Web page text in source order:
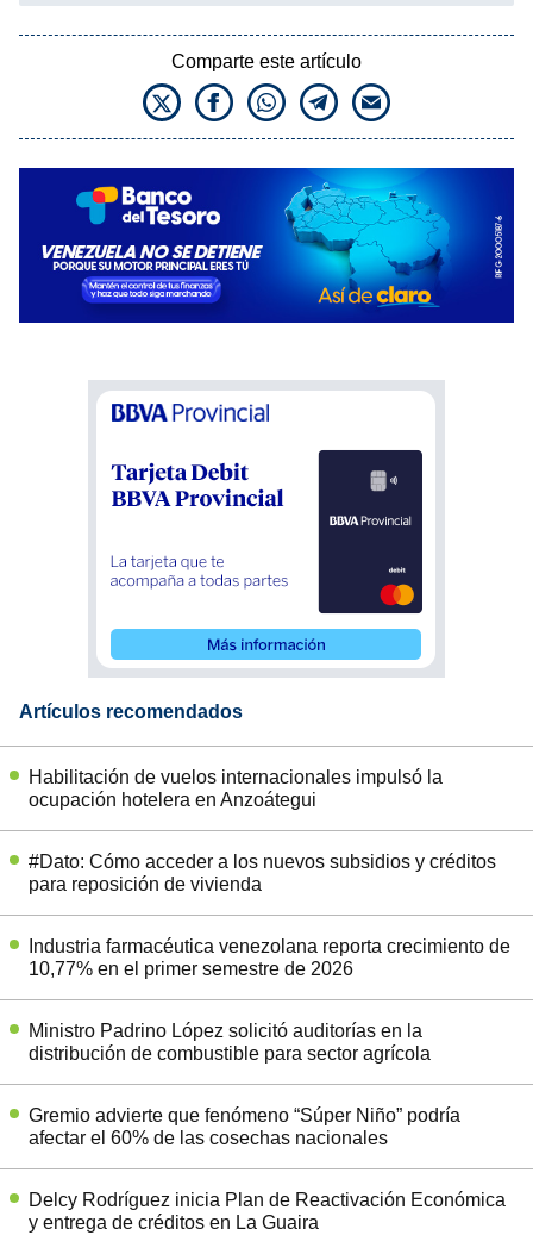
Comparte este artículo
Artículos recomendados
Habilitación de vuelos internacionales impulsó la
ocupación hotelera en Anzoátegui
#Dato: Cómo acceder a los nuevos subsidios y créditos
para reposición de vivienda
Industria farmacéutica venezolana reporta crecimiento de
10,77% en el primer semestre de 2026
Ministro Padrino López solicitó auditorías en la
distribución de combustible para sector agrícola
Gremio advierte que fenómeno “Súper Niño” podría
afectar el 60% de las cosechas nacionales
Delcy Rodríguez inicia Plan de Reactivación Económica
y entrega de créditos en La Guaira